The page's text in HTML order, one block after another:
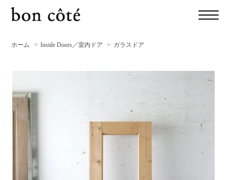
ホーム > Inside Doors／室内ドア > ガラスドア